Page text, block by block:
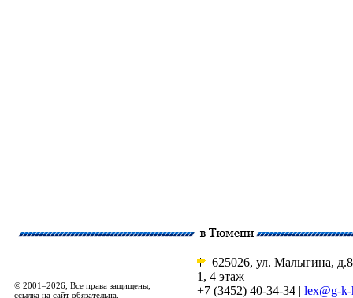
© 2001–2026, Все права защищены,
ссылка на сайт обязательна.
625026, ул. Малыгина,
1, 4 этаж
+7 (3452) 40-34-34 | lex@g-